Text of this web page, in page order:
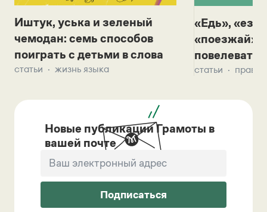
Иштук, уська и зеленый
чемодан: семь способов
поиграть с детьми в слова
статьи жизнь языка
«Едь»,
«поезжай»?
повелевать
статьи
Новые публикации Грамоты в
вашей почте
Подписаться